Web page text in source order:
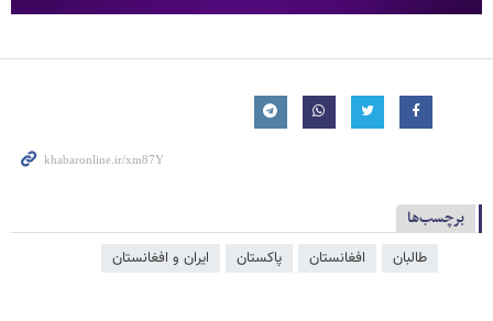
برچسب‌ها
طالبان افغانستان پاکستان ایران و افغانستان